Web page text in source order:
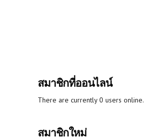
สมาชิกที่ออนไลน์
There are currently 0 users online.
สมาชิกใหม่